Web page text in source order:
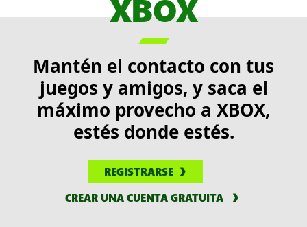
XBOX

Mantén el contacto con tus
juegos y amigos, y saca el
máximo provecho a XBOX,
estés donde estés.
REGISTRARSE
CREAR UNA CUENTA GRATUITA